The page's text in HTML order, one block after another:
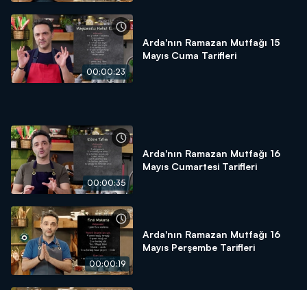
00:00:23
Arda'nın Ramazan Mutfağı 15
Mayıs Cuma Tarifleri
00:00:35
Arda'nın Ramazan Mutfağı 16
Mayıs Cumartesi Tarifleri
00:00:19
Arda'nın Ramazan Mutfağı 16
Mayıs Perşembe Tarifleri